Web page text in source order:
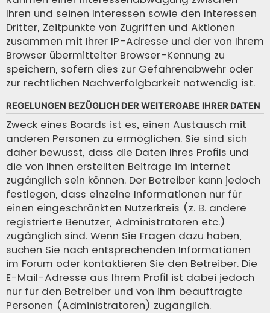
Ihren und seinen Interessen sowie den Interessen
Dritter, Zeitpunkte von Zugriffen und Aktionen
zusammen mit Ihrer IP-Adresse und der von Ihrem
Browser übermittelter Browser-Kennung zu
speichern, sofern dies zur Gefahrenabwehr oder
zur rechtlichen Nachverfolgbarkeit notwendig ist.
REGELUNGEN BEZÜGLICH DER WEITERGABE IHRER DATEN
Zweck eines Boards ist es, einen Austausch mit
anderen Personen zu ermöglichen. Sie sind sich
daher bewusst, dass die Daten Ihres Profils und
die von Ihnen erstellten Beiträge im Internet
zugänglich sein können. Der Betreiber kann jedoch
festlegen, dass einzelne Informationen nur für
einen eingeschränkten Nutzerkreis (z. B. andere
registrierte Benutzer, Administratoren etc.)
zugänglich sind. Wenn Sie Fragen dazu haben,
suchen Sie nach entsprechenden Informationen
im Forum oder kontaktieren Sie den Betreiber. Die
E-Mail-Adresse aus Ihrem Profil ist dabei jedoch
nur für den Betreiber und von ihm beauftragte
Personen (Administratoren) zugänglich.